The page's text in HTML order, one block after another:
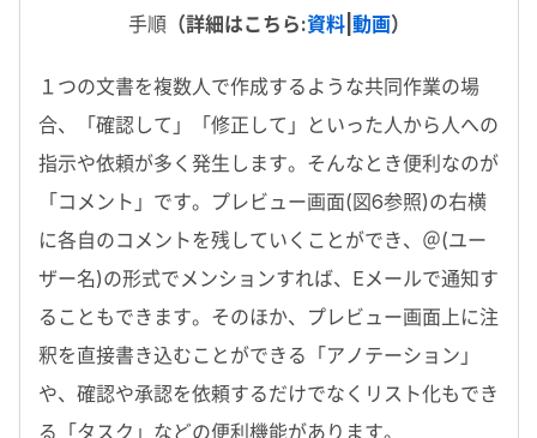
手順 （詳細はこちら:資料 動画）
１つの文書を複数人で作成するような共同作業の場
合、「確認して」「修正して」といった人から人への
指示や依頼が多く発生します。そんなとき便利なのが
「コメント」です。プレビュー画面(図6参照)の右横
に各自のコメントを残していくことができ、＠(ユー
ザー名)の形式でメンションすれば、Eメールで通知す
ることもできます。そのほか、プレビュー画面上に注
釈を直接書き込むことができる「アノテーション」
や、確認や承認を依頼するだけでなくリスト化もでき
る「タスク」などの便利機能があります。